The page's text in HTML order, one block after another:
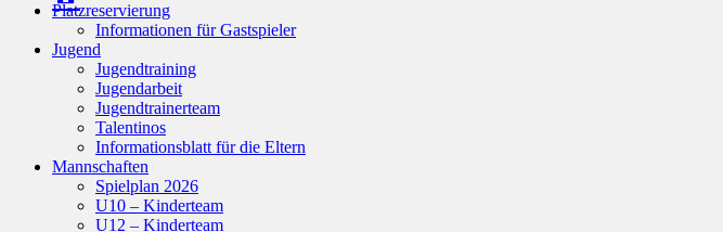
Platzreservierung
Informationen für Gastspieler
Jugend
Jugendtraining
Jugendarbeit
Jugendtrainerteam
Talentinos
Informationsblatt für die Eltern
Mannschaften
Spielplan 2026
U10 – Kinderteam
U12 – Kinderteam